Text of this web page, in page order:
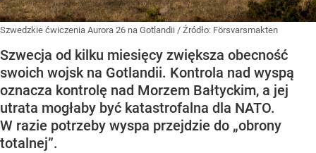
Szwedzkie ćwiczenia Aurora 26 na Gotlandii / Źródło: Försvarsmakten
Szwecja od kilku miesięcy zwiększa obecność
swoich wojsk na Gotlandii. Kontrola nad wyspą
oznacza kontrolę nad Morzem Bałtyckim, a jej
utrata mogłaby być katastrofalna dla NATO.
W razie potrzeby wyspa przejdzie do „obrony
totalnej”.